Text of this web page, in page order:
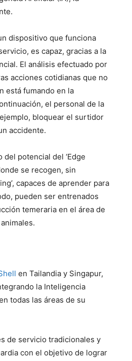
dispositivo que funciona
es capaz, gracias a la
El análisis efectuado por
acciones cotidianas que no
está fumando en la
el personal de la
bloquear el surtidor
accidente.
potencial del ‘Edge
se recogen, sin
capaces de aprender para
pueden ser entrenados
temeraria en el área de
en Tailandia y Singapur,
la Inteligencia
todas las áreas de su
de servicio tradicionales y
con el objetivo de lograr